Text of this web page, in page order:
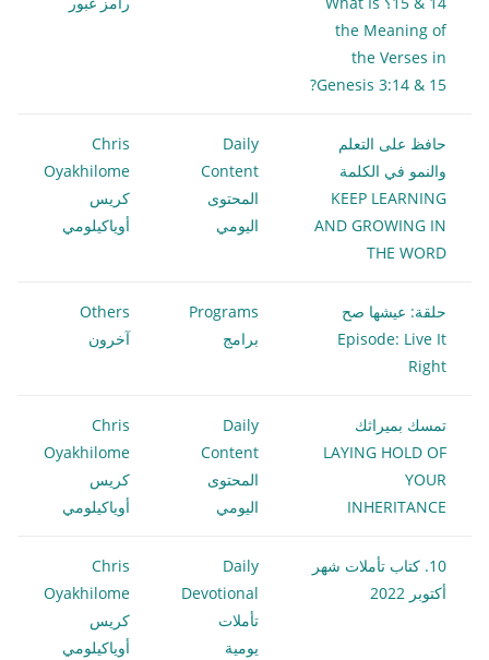
the Meaning of
the Verses in
Genesis 3:14 & 15?
حافظ على التعلم
والنمو في الكلمة
KEEP LEARNING
AND GROWING IN
THE WORD
Daily
Content
المحتوى
اليومي
Chris
Oyakhilome
كريس
أوياكيلومي
حلقة: عيشها صح
Episode: Live It
Right
Programs
برامج
Others
آخرون
تمسك بميراثك
LAYING HOLD OF
YOUR
INHERITANCE
Daily
Content
المحتوى
اليومي
Chris
Oyakhilome
كريس
أوياكيلومي
10. كتاب تأملات شهر
أكتوبر 2022
Daily
Devotional
تأملات
يومية
Chris
Oyakhilome
كريس
أوياكيلومي